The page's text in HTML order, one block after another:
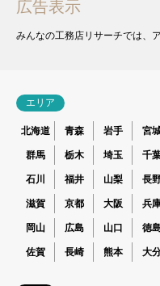
広告表示
みんなの工務店リサーチでは、
エリア
北海道 青森 岩手 宮
群馬 栃木 埼玉 千
石川 福井 山梨 長
滋賀 京都 大阪 兵
岡山 広島 山口 徳
佐賀 長崎 熊本 大